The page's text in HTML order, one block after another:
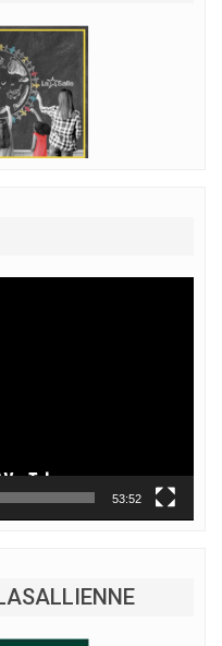
53:52